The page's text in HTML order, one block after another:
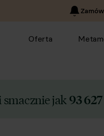
Oferta
smacznie jak 93 627